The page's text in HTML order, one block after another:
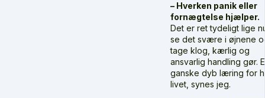
– Hverken panik eller
fornægtelse hjælper.
Det er ret tydeligt lige
se det svære i øjnene
tage klog, kærlig og
ansvarlig handling gør.
ganske dyb læring for
livet, synes jeg.